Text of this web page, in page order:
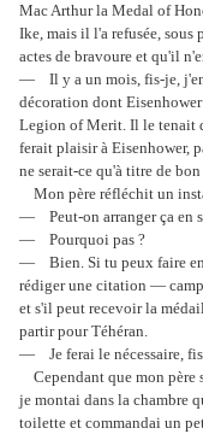
Mac Arthur la Medal of
Ike, mais il l'a refusée, sous
actes de bravoure et qu'il
— Il y a un mois, fis-je, j'en
décoration dont
Legion of Merit. Il le tenait
ferait plaisir à Eisenhower,
ne serait-ce qu'à titre de
Mon père réfléchit un
— Peut-on arranger ça en
— Pourquoi pas ?
— Bien. Si tu peux faire
rédiger une citation —
et s'il peut recevoir la
partir pour Téhéran.
— Je ferai le nécessaire,
Cependant que mon père
je montai dans la chambre
toilette et commandai un